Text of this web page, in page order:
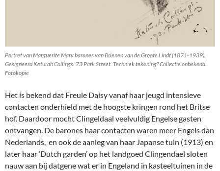
Portret van Marguerite Mary barones van Brienen van de Groote Lindt (1871-1939).
Gesigneerd Keturah Collings. 73 Park Street. Techniek tekening? Collectie onbekend.
Fotokopie
Het is bekend dat Freule Daisy vanaf haar jeugd intensieve
contacten onderhield met de hoogste kringen rond het Britse
hof. Daardoor mocht Clingeldaal veelvuldig Engelse gasten
ontvangen. De barones haar contacten waren meer Engels dan
Nederlands, en ook de aanleg van haar Japanse tuin (1913) en
later haar ‘Dutch garden’ op het landgoed Clingendael sloten
nauw aan bij datgene wat er in Engeland in kasteeltuinen in de